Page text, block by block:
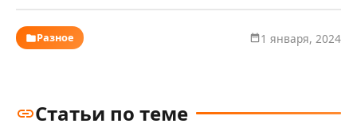
Разное 1 января, 2024
Статьи по теме